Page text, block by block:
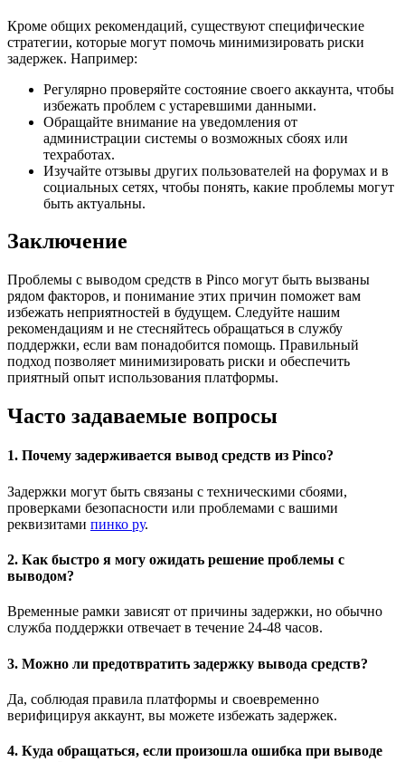
Кроме общих рекомендаций, существуют специфические
стратегии, которые могут помочь минимизировать риски
задержек. Например:
Регулярно проверяйте состояние своего аккаунта, чтобы
избежать проблем с устаревшими данными.
Обращайте внимание на уведомления от
администрации системы о возможных сбоях или
техработах.
Изучайте отзывы других пользователей на форумах и в
социальных сетях, чтобы понять, какие проблемы могут
быть актуальны.
Заключение
Проблемы с выводом средств в Pinco могут быть вызваны
рядом факторов, и понимание этих причин поможет вам
избежать неприятностей в будущем. Следуйте нашим
рекомендациям и не стесняйтесь обращаться в службу
поддержки, если вам понадобится помощь. Правильный
подход позволяет минимизировать риски и обеспечить
приятный опыт использования платформы.
Часто задаваемые вопросы
1. Почему задерживается вывод средств из Pinco?
Задержки могут быть связаны с техническими сбоями,
проверками безопасности или проблемами с вашими
реквизитами пинко ру.
2. Как быстро я могу ожидать решение проблемы с
выводом?
Временные рамки зависят от причины задержки, но обычно
служба поддержки отвечает в течение 24-48 часов.
3. Можно ли предотвратить задержку вывода средств?
Да, соблюдая правила платформы и своевременно
верифицируя аккаунт, вы можете избежать задержек.
4. Куда обращаться, если произошла ошибка при выводе